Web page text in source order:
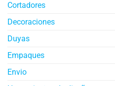
Cortadores
Decoraciones
Duyas
Empaques
Envio